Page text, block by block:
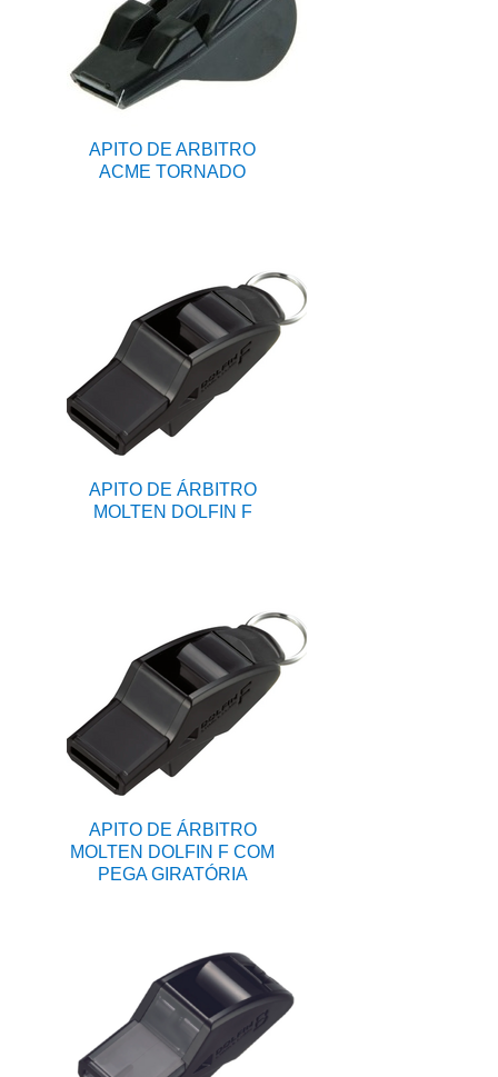
APITO DE ARBITRO
ACME TORNADO
APITO DE ÁRBITRO
MOLTEN DOLFIN F
APITO DE ÁRBITRO
MOLTEN DOLFIN F COM
PEGA GIRATÓRIA